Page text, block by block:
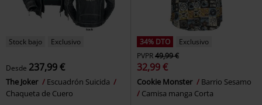
Stock bajo Exclusivo
Desde 237,99 €
The Joker
Escuadrón Suicida
Chaqueta de Cuero
34% DTO
Exclusivo
PVPR49,99 €
32,99 €
Cookie Monster
Barrio Sesamo
Camisa manga Corta